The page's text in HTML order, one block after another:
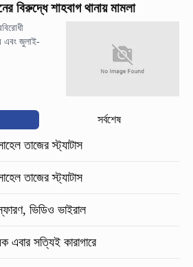
বিরুদ্ধে শাহবাগ থানায় মামলা
এবং জুলাই-
সর্বশেষ
তাজের স্ট্যাটাস
তাজের স্ট্যাটাস
ভিডিও ভাইরাল
এবার সত্যিই কারাগারে